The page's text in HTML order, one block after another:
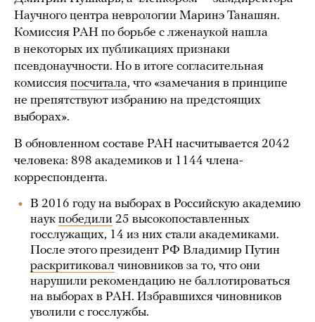
Научного центра неврологии Маринэ Танашян.
Комиссия РАН по борьбе с лженаукой нашла
в некоторых их публикациях признаки
псевдонаучности. Но в итоге согласительная
комиссия посчитала, что «замечания в принципе
не препятствуют избранию на предстоящих
выборах».
В обновленном составе РАН насчитывается 2042
человека: 898 академиков и 1144 члена-
корреспондента.
В 2016 году на выборах в Российскую академию
наук победили 25 высокопоставленных
госслужащих, 14 из них стали академиками.
После этого президент РФ Владимир Путин
раскритиковал чиновников за то, что они
нарушили рекомендацию не баллотироваться
на выборах в РАН. Избравшихся чиновников
уволили с госслужбы.